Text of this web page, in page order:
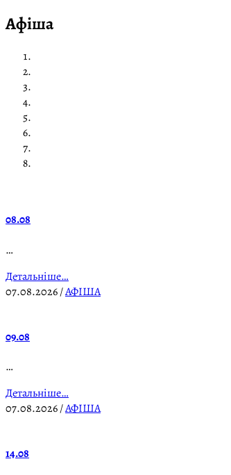
Афіша
08.08
…
Детальніше…
07.08.2026/АФІША
09.08
…
Детальніше…
07.08.2026/АФІША
14.08